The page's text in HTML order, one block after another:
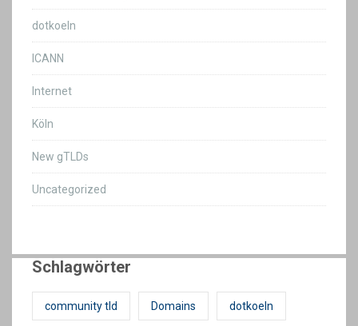
dotkoeln
ICANN
Internet
Köln
New gTLDs
Uncategorized
Schlagwörter
community tld Domains dotkoeln